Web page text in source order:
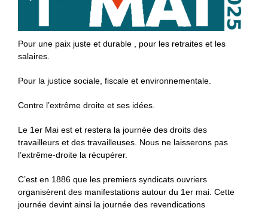
Pour une paix juste et durable , pour les retraites et les
salaires.
Pour la justice sociale, fiscale et environnementale.
Contre l’extrême droite et ses idées.
Le 1er Mai est et restera la journée des droits des
travailleurs et des travailleuses. Nous ne laisserons pas
l’extrême-droite la récupérer.
C’est en 1886 que les premiers syndicats ouvriers
organisèrent des manifestations autour du 1er mai. Cette
journée devint ainsi la journée des revendications